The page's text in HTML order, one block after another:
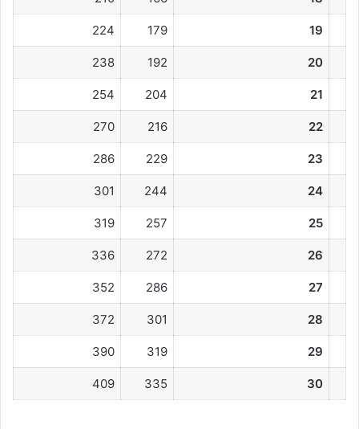
19
179
224
20
192
238
21
204
254
22
216
270
23
229
286
24
244
301
25
257
319
26
272
336
27
286
352
28
301
372
29
319
390
30
335
409